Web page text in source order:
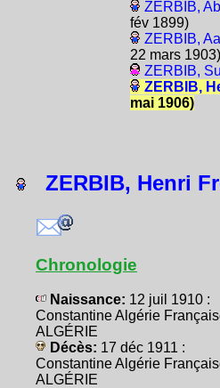
ZERBIB,
fév 1899)
ZERBIB,
22 mars 1903)
ZERBIB,
ZERBIB,
mai 1906)
ZERBIB, Henri
Chronologie
Naissance: 12 juil 1910 :
Constantine Algérie
ALGÉRIE
Décès: 17 déc 1911 :
Constantine Algérie
ALGÉRIE